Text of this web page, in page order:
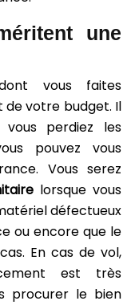
une
vous faites
de votre budget. Il
perdiez les
pouvez vous
Vous serez
lorsque vous
défectueux
ou encore que le
En cas de vol,
est très
procurer le bien